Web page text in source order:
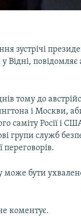
зустрічі
Відні,
тому до
і Москви,
саміту Росії і
групи служб
переговорів.
може бути
коментує.